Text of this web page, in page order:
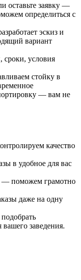
оставьте заявку —
определиться с
эскиз и
вариант
сроки, условия
стойку в
— вам не
качество
в удобное для вас
— поможем грамотно
даже на одну
заведения.